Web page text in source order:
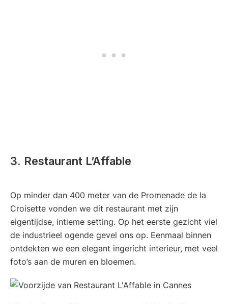
3. Restaurant L’Affable
Op minder dan 400 meter van de Promenade de la
Croisette vonden we dit restaurant met zijn
eigentijdse, intieme setting. Op het eerste gezicht viel
de industrieel ogende gevel ons op. Eenmaal binnen
ontdekten we een elegant ingericht interieur, met veel
foto’s aan de muren en bloemen.